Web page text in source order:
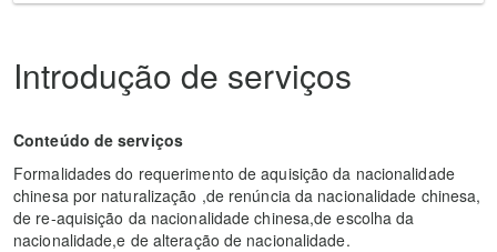
Introdução de serviços
Conteúdo de serviços
Formalidades do requerimento de aquisição da nacionalidade
chinesa por naturalização ,de renúncia da nacionalidade chinesa,
de re-aquisição da nacionalidade chinesa,de escolha da
nacionalidade,e de alteração de nacionalidade.